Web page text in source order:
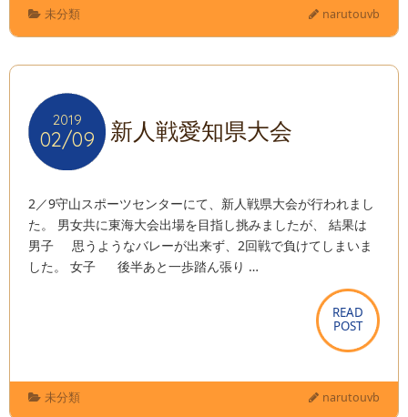
未分類 narutouvb
2019
02/09
2019
02/09 新人戦愛知県大会
2／9守山スポーツセンターにて、新人戦県大会が行われまし
た。 男女共に東海大会出場を目指し挑みましたが、 結果は
男子 思うようなバレーが出来ず、2回戦で負けてしまいま
した。 女子 後半あと一歩踏ん張り …
READ
POST
READ
POST
未分類 narutouvb